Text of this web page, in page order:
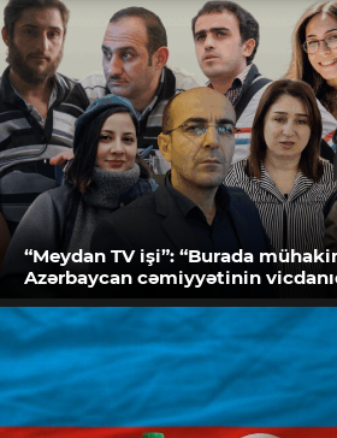
“Meydan TV işi”: “Burada
Azərbaycan cəmiyyətinin